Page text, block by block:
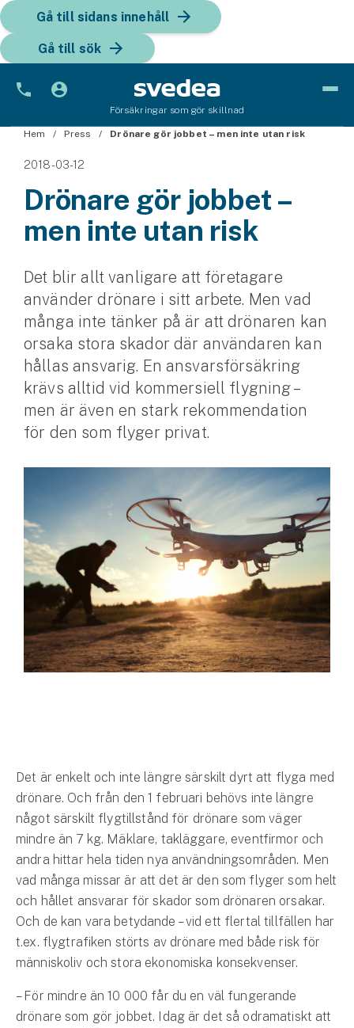
Gå till sidans innehåll
Gå till sök
Försäkringar som gör skillnad
Bil
Bilförsäkring
Bilförsäkring för företag
Fordon
Snöskoterförsäkring
ATV-försäkring
Släpvagnsförsäkring
Husvagnsförsäkring
Motorcykel
Båtförsäkring
Märkesförsäkringar
Vattenskoterförsäkring
Sportfiskarna
Kattförsäkring
Djurförsäkring
Hem & hus
Hemförsäkring
Bostadsrättsförsäkring
Hyresrättsförsäkring
Hem Press Drönare gör jobbet – men inte utan risk
2018-03-12
Drönare gör jobbet –
men inte utan risk
Det blir allt vanligare att företagare
använder drönare i sitt arbete. Men vad
många inte tänker på är att drönaren kan
orsaka stora skador där användaren kan
hållas ansvarig. En ansvarsförsäkring
krävs alltid vid kommersiell flygning –
men är även en stark rekommendation
för den som flyger privat.
Det är enkelt och inte längre särskilt dyrt att flyga med
drönare. Och från den 1 februari behövs inte längre
något särskilt flygtillstånd för drönare som väger
mindre än 7 kg. Mäklare, takläggare, eventfirmor och
andra hittar hela tiden nya användningsområden. Men
vad många missar är att det är den som flyger som helt
och hållet ansvarar för skador som drönaren orsakar.
Och de kan vara betydande – vid ett flertal tillfällen har
t.ex. flygtrafiken störts av drönare med både risk för
människoliv och stora ekonomiska konsekvenser.
– För mindre än 10 000 får du en väl fungerande
drönare som gör jobbet. Idag är det så odramatiskt att